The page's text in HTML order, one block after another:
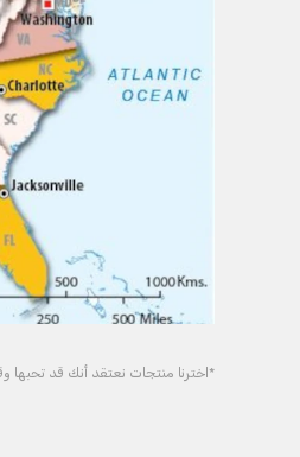
*اخترنا منتجات نعتقد أنك قد